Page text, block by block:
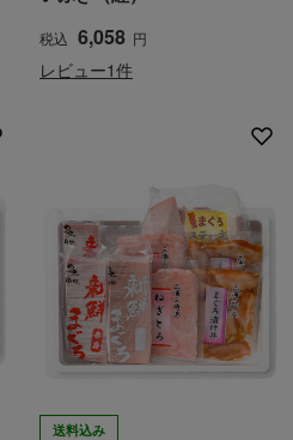
税込 6,058 円
レビュー1件
送料込み